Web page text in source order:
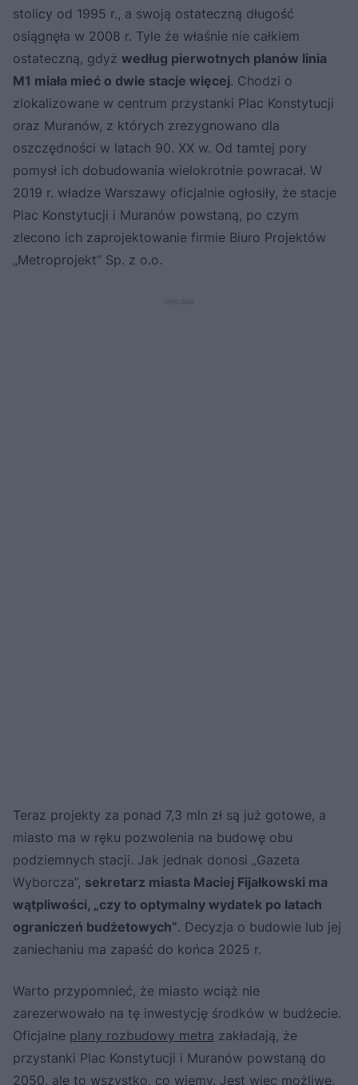
stolicy od 1995 r., a swoją ostateczną długość
osiągnęła w 2008 r. Tyle że właśnie nie całkiem
ostateczną, gdyż według pierwotnych planów linia
M1 miała mieć o dwie stacje więcej. Chodzi o
zlokalizowane w centrum przystanki Plac Konstytucji
oraz Muranów, z których zrezygnowano dla
oszczędności w latach 90. XX w. Od tamtej pory
pomysł ich dobudowania wielokrotnie powracał. W
2019 r. władze Warszawy oficjalnie ogłosiły, że stacje
Plac Konstytucji i Muranów powstaną, po czym
zlecono ich zaprojektowanie firmie Biuro Projektów
„Metroprojekt” Sp. z o.o.
Teraz projekty za ponad 7,3 mln zł są już gotowe, a
miasto ma w ręku pozwolenia na budowę obu
podziemnych stacji. Jak jednak donosi „Gazeta
Wyborcza”, sekretarz miasta Maciej Fijałkowski ma
wątpliwości, „czy to optymalny wydatek po latach
ograniczeń budżetowych”. Decyzja o budowie lub jej
zaniechaniu ma zapaść do końca 2025 r.
Warto przypomnieć, że miasto wciąż nie
zarezerwowało na tę inwestycję środków w budżecie.
Oficjalne plany rozbudowy metra zakładają, że
przystanki Plac Konstytucji i Muranów powstaną do
2050, ale to wszystko, co wiemy. Jest więc możliwe,